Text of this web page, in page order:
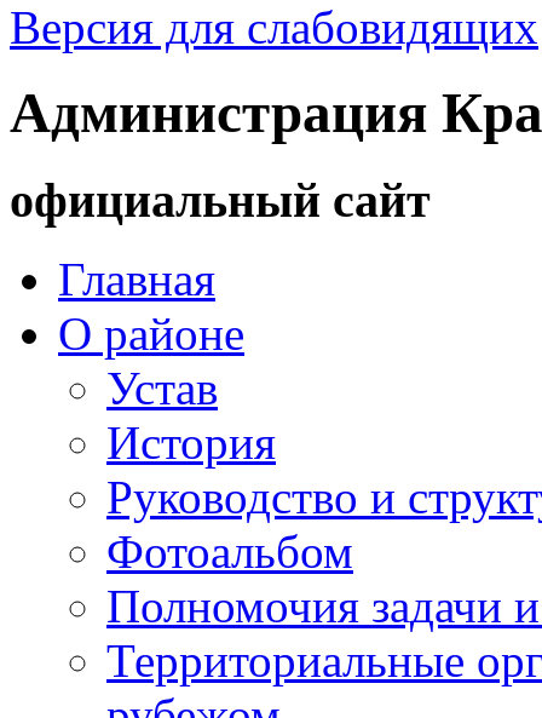
Версия для слабовидящих
Администрация
официальный сайт
Главная
О районе
Устав
История
Руководство и
Фотоальбом
Полномочия задачи
Территориальные